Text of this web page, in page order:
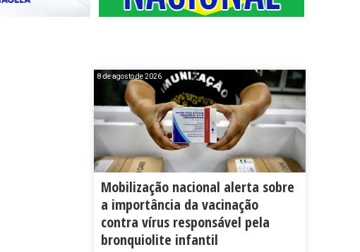
8 de agosto de 2026
Mobilização nacional alerta sobre
a importância da vacinação
contra vírus responsável pela
bronquiolite infantil